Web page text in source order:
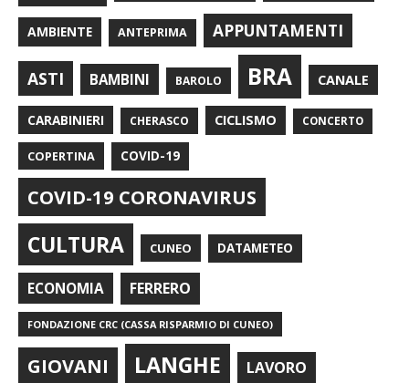
AMBIENTE ANTEPRIMA APPUNTAMENTI
ASTI BAMBINI BAROLO BRA CANALE
CARABINIERI CHERASCO CICLISMO CONCERTO
COPERTINA COVID-19
COVID-19 CORONAVIRUS
CULTURA CUNEO DATAMETEO
ECONOMIA FERRERO
FONDAZIONE CRC (CASSA RISPARMIO DI CUNEO)
GIOVANI LANGHE LAVORO